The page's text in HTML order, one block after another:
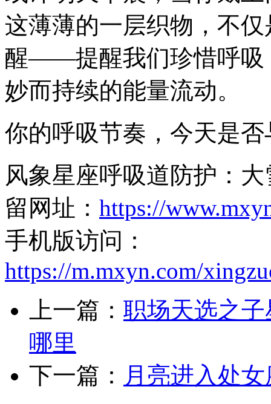
这薄薄的一层织物，不
醒——提醒我们珍惜呼吸
妙而持续的能量流动。
你的呼吸节奏，今天是
风象星座呼吸道防护：
留网址： https://
手机版访问：
https://m.mxyn.com/
上一篇： 职场天选之
哪里
下一篇： 月亮进入处